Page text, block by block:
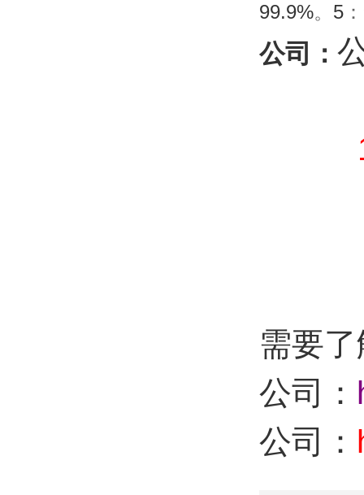
99.9%。 5
公司：
需要
公司：
公司：